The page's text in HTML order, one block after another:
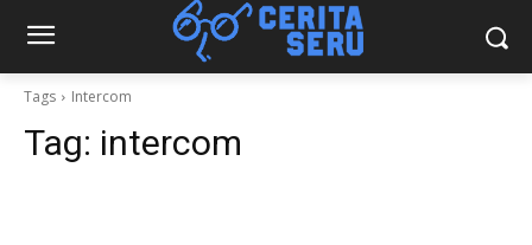
Tags Intercom
Tag: intercom